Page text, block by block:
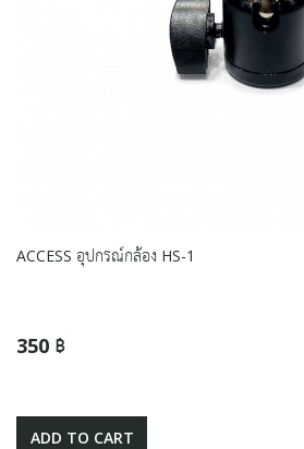
ACCESS อุปกรณ์กล้อง HS-1
350 ฿
ADD TO CART